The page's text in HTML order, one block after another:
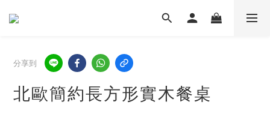
分享到
北歐簡約長方形實木餐桌